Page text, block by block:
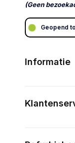
(Geen
Geopend
Informatie